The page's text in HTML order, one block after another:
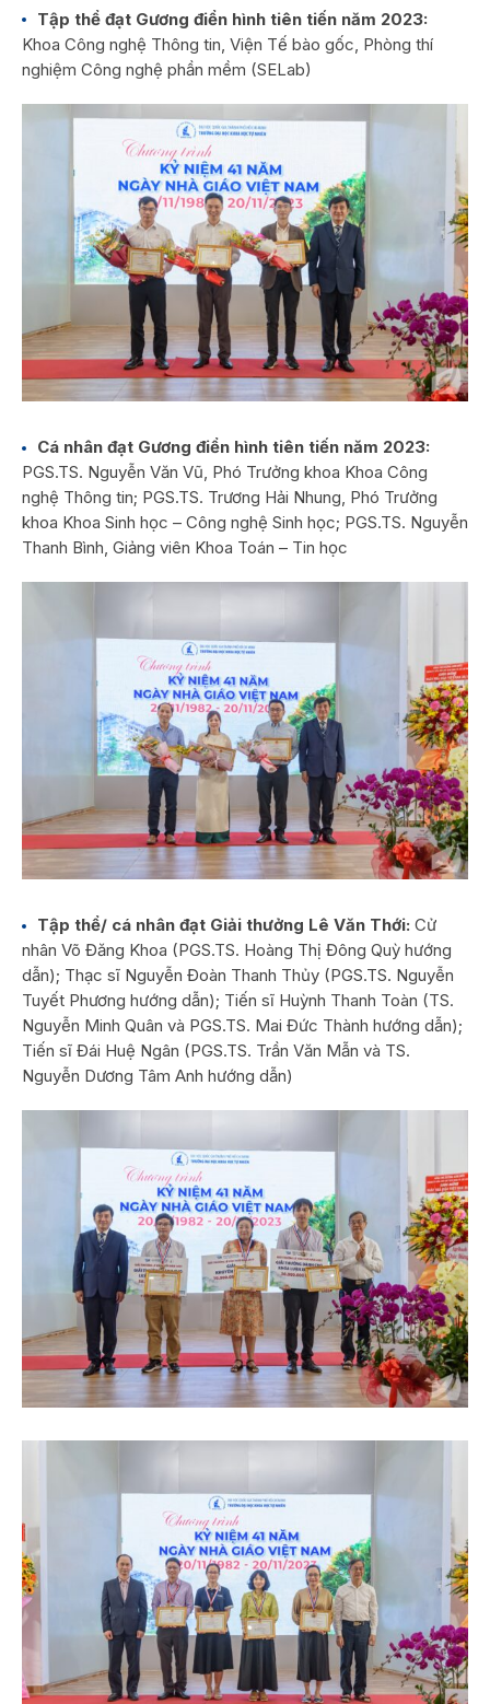
Tập thể đạt Gương điển hình tiên tiến năm 2023:
Khoa Công nghệ Thông tin, Viện Tế bào gốc, Phòng thí
nghiệm Công nghệ phần mềm (SELab)
Cá nhân đạt Gương điển hình tiên tiến năm 2023:
PGS.TS. Nguyễn Văn Vũ, Phó Trưởng khoa Khoa Công
nghệ Thông tin; PGS.TS. Trương Hải Nhung, Phó Trưởng
khoa Khoa Sinh học – Công nghệ Sinh học; PGS.TS. Nguyễn
Thanh Bình, Giảng viên Khoa Toán – Tin học
Tập thể/ cá nhân đạt Giải thưởng Lê Văn Thới: Cử
nhân Võ Đăng Khoa (PGS.TS. Hoàng Thị Đông Quỳ hướng
dẫn); Thạc sĩ Nguyễn Đoàn Thanh Thủy (PGS.TS. Nguyễn
Tuyết Phương hướng dẫn); Tiến sĩ Huỳnh Thanh Toàn (TS.
Nguyễn Minh Quân và PGS.TS. Mai Đức Thành hướng dẫn);
Tiến sĩ Đái Huệ Ngân (PGS.TS. Trần Văn Mẫn và TS.
Nguyễn Dương Tâm Anh hướng dẫn)